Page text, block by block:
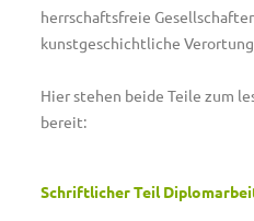
herrschaftsfreie
kunstgeschichtliche
Hier stehen beide Teile zum
bereit:
Schriftlicher Teil